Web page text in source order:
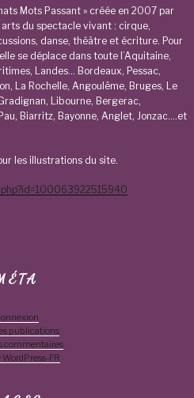
Mots Passant » créée en 2007 par
du spectacle vivant : cirque,
danse, théâtre et écriture. Pour
se déplace dans toute l’Aquitaine,
Landes… Bordeaux, Pessac,
La Rochelle, Angoulême, Bruges, Le
Libourne, Bergerac,
Biarritz, Bayonne, Anglet, Jonzac….et
les illustrations du site.
publications
commentaires
WordPress-FR